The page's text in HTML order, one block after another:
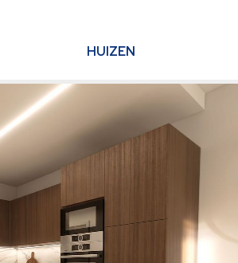
HUIZEN